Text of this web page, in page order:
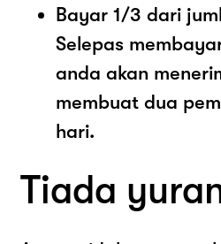
Bayar 1/3 dari
Selepas
anda akan
membuat dua
hari.
Tiada